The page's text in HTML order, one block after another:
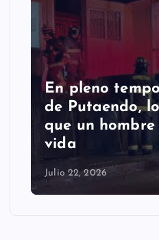
En pleno
de Putaendo,
que un
vida
Julio 22, 2026